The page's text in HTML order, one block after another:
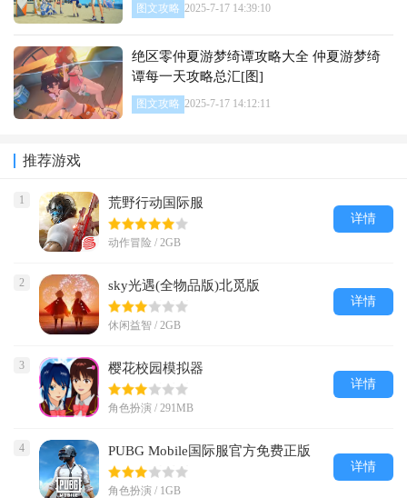
图文攻略 2025-7-17 14:39:10
绝区零仲夏游梦绮谭攻略大全 仲夏游梦绮
谭每一天攻略总汇[图]
图文攻略 2025-7-17 14:12:11
推荐游戏
1 荒野行动国际服
动作冒险 / 2GB
详情
2 sky光遇(全物品版)北觅版
休闲益智 / 2GB
详情
3 樱花校园模拟器
角色扮演 / 291MB
详情
4 PUBG Mobile国际服官方免费正版
角色扮演 / 1GB
详情